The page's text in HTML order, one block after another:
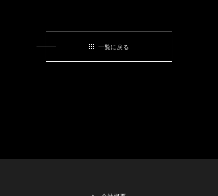
一覧に戻る